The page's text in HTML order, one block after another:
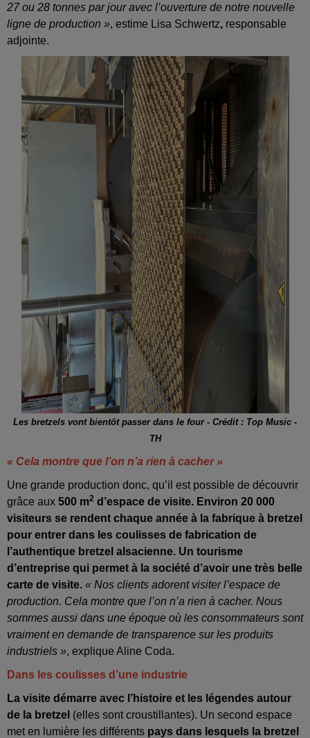
27 ou 28 tonnes par jour avec l’ouverture de notre nouvelle
ligne de production », estime Lisa Schwertz, responsable
adjointe.
Les bretzels vont bientôt passer dans le four - Crédit : Top Music -
TH
« Cela montre que l’on n’a rien à cacher »
Une grande production donc, qu’il est possible de découvrir
grâce aux 500 m2 d’espace de visite. Environ 20 000
visiteurs se rendent chaque année à la fabrique à bretzel
pour entrer dans les coulisses de fabrication de
l’authentique bretzel alsacienne. Un tourisme
d’entreprise qui permet à la société d’avoir une très belle
carte de visite. « Nos clients adorent visiter l’espace de
production. Cela montre que l’on n’a rien à cacher. Nous
sommes aussi dans une époque où les consommateurs sont
vraiment en demande de transparence sur les produits
industriels », explique Aline Coda.
Dans les coulisses d’une industrie
La visite démarre avec l’histoire et les légendes autour
de la bretzel (elles sont croustillantes). Un second espace
met en lumière les différents pays dans lesquels la bretzel